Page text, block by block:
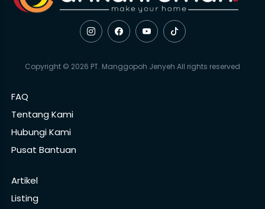
Copyright © 2026 PT. Manggopoh Jenyeh All rights reserved
FAQ
Tentang Kami
Hubungi Kami
Pusat Bantuan
Artikel
Listing